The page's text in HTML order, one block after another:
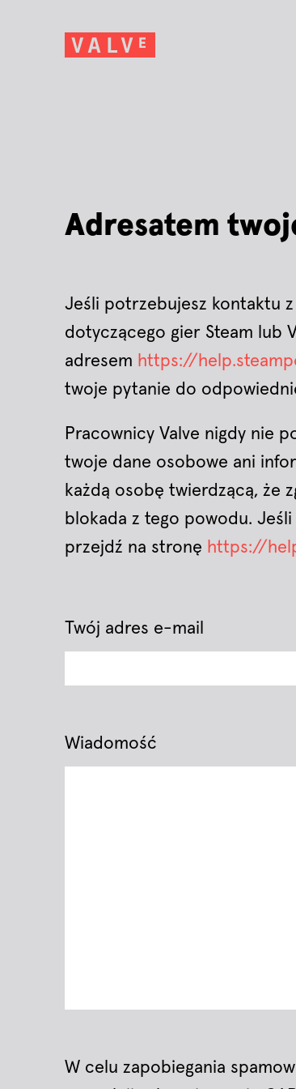
Adresatem
Jeśli potrzebujesz kontaktu z
dotyczącego gier Steam lub
adresem https://
twoje pytanie do
Pracownicy Valve nigdy nie
twoje dane osobowe ani
każdą osobę twierdzącą, że
blokada z tego powodu.
przejdź na stronę https://
Twój adres e-mail
Wiadomość
W celu zapobiegania